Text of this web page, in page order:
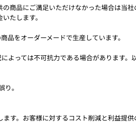
商品にご満足いただけなかった場合は当社
たします。
をオーダーメードで生産しています。
よっては不可抗力である場合があります。
。
す。お客様に対するコスト削減と利益提